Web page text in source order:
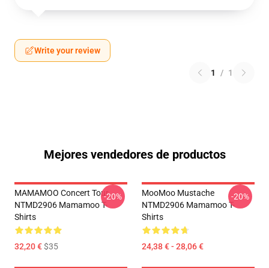
Write your review
1 / 1
Mejores vendedores de productos
MAMAMOO Concert Tour
NTMD2906 Mamamoo T-
Shirts
32,20 €$35
-20%
MooMoo Mustache
NTMD2906 Mamamoo T-
Shirts
24,38 € - 28,06 €
-20%